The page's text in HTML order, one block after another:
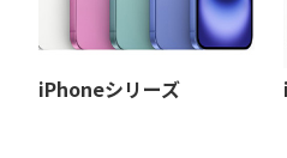
iPhoneシリーズ